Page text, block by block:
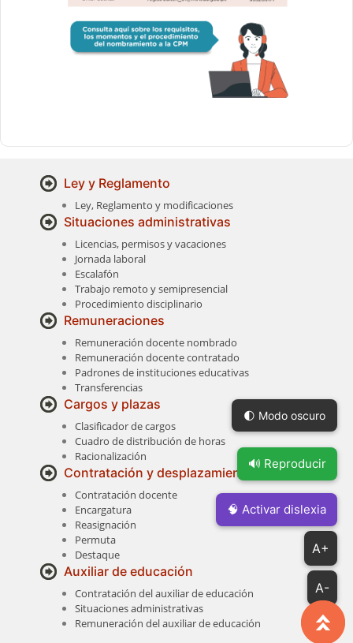
Ley y Reglamento
Ley, Reglamento y modificaciones
Situaciones administrativas
Licencias, permisos y vacaciones
Jornada laboral
Escalafón
Trabajo remoto y semipresencial
Procedimiento disciplinario
Remuneraciones
Remuneración docente nombrado
Remuneración docente contratado
Padrones de instituciones educativas
Transferencias
Cargos y plazas
Clasificador de cargos
Cuadro de distribución de horas
Racionalización
Contratación y desplazamientos
Contratación docente
Encargatura
Reasignación
Permuta
Destaque
Auxiliar de educación
Contratación del auxiliar de educación
Situaciones administrativas
Remuneración del auxiliar de educación
🌓 Modo oscuro
A+
A-
🧠 Activar dislexia
🔊 Reproducir